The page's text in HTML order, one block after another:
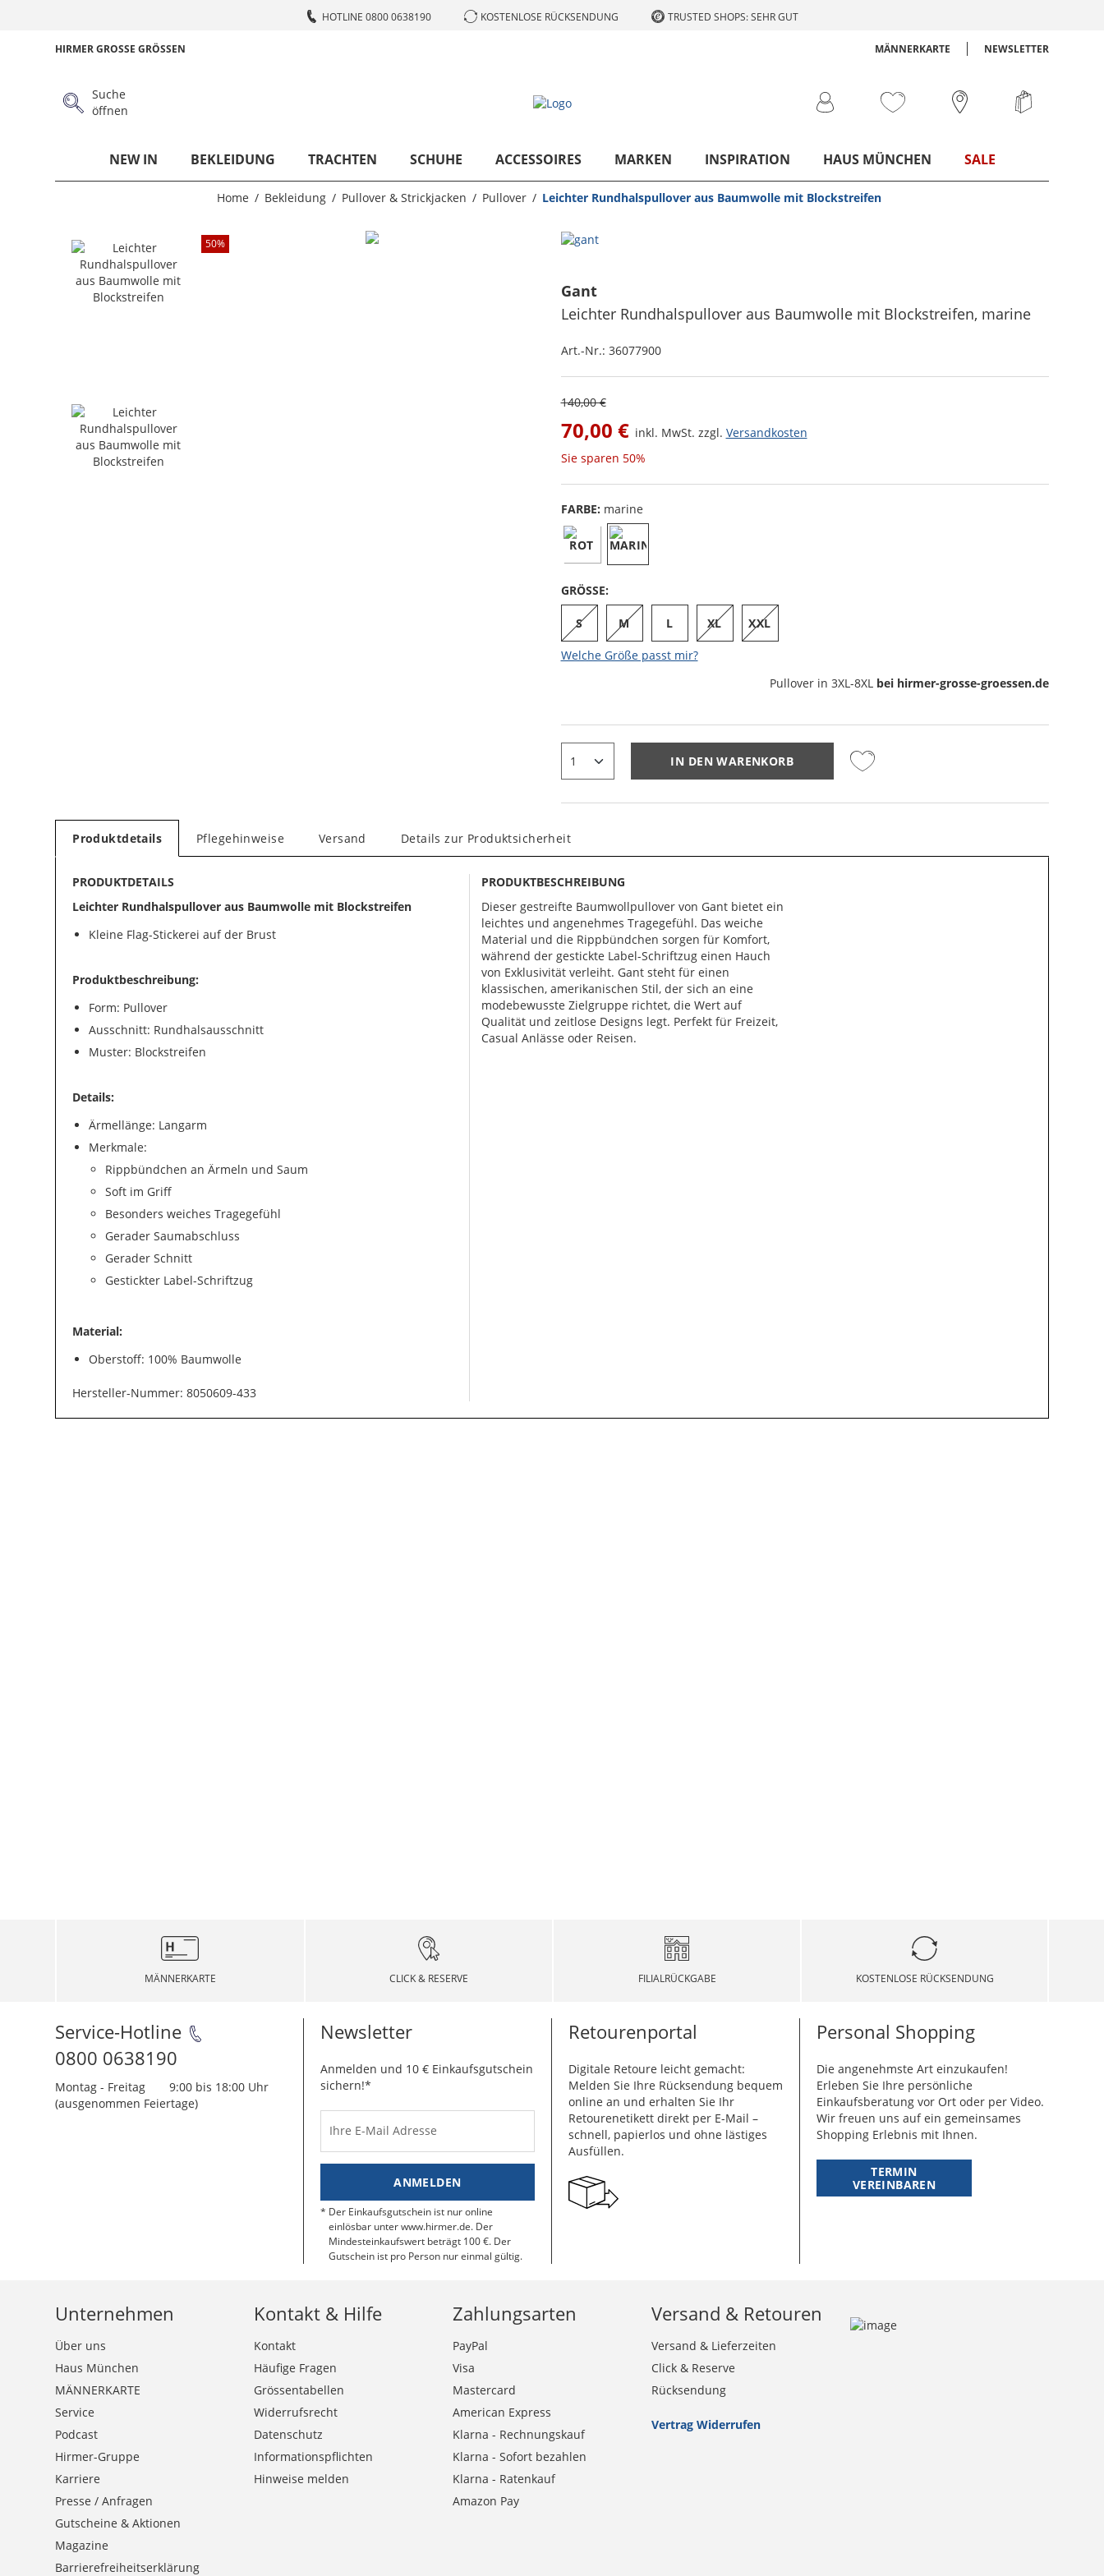
HOTLINE 0800 0638190 KOSTENLOSE RÜCKSENDUNG TRUSTED SHOPS: SEHR GUT
HIRMER GROSSE GRÖSSEN MÄNNERKARTE NEWSLETTER
Suche
öffnen
NEW IN BEKLEIDUNG TRACHTEN SCHUHE ACCESSOIRES MARKEN INSPIRATION HAUS MÜNCHEN SALE
Home Bekleidung Pullover & Strickjacken Pullover Leichter Rundhalspullover aus Baumwolle mit Blockstreifen
50%
Gant
Leichter Rundhalspullover aus Baumwolle mit Blockstreifen, marine
Art.-Nr.: 36077900
140,00 €
70,00 € inkl. MwSt. zzgl. Versandkosten
Sie sparen 50%
FARBE: marine
GRÖSSE:
S M L XL XXL
Welche Größe passt mir?
Pullover in 3XL-8XL bei hirmer-grosse-groessen.de
IN DEN WARENKORB
Produktdetails Pflegehinweise Versand Details zur Produktsicherheit
PRODUKTDETAILS
Leichter Rundhalspullover aus Baumwolle mit Blockstreifen
Kleine Flag-Stickerei auf der Brust
Produktbeschreibung:
Form: Pullover
Ausschnitt: Rundhalsausschnitt
Muster: Blockstreifen
Details:
Ärmellänge: Langarm
Merkmale:
Rippbündchen an Ärmeln und Saum
Soft im Griff
Besonders weiches Tragegefühl
Gerader Saumabschluss
Gerader Schnitt
Gestickter Label-Schriftzug
Material:
Oberstoff: 100% Baumwolle
Hersteller-Nummer: 8050609-433
PRODUKTBESCHREIBUNG
Dieser gestreifte Baumwollpullover von Gant bietet ein
leichtes und angenehmes Tragegefühl. Das weiche
Material und die Rippbündchen sorgen für Komfort,
während der gestickte Label-Schriftzug einen Hauch
von Exklusivität verleiht. Gant steht für einen
klassischen, amerikanischen Stil, der sich an eine
modebewusste Zielgruppe richtet, die Wert auf
Qualität und zeitlose Designs legt. Perfekt für Freizeit,
Casual Anlässe oder Reisen.
MÄNNERKARTE CLICK & RESERVE FILIALRÜCKGABE KOSTENLOSE RÜCKSENDUNG
Service-Hotline
0800 0638190
Montag - Freitag
9:00 bis 18:00 Uhr
(ausgenommen Feiertage)
Newsletter
Anmelden und 10 € Einkaufsgutschein
sichern!*
Ihre E-Mail Adresse
ANMELDEN
Der Einkaufsgutschein ist nur online
einlösbar unter www.hirmer.de. Der
Mindesteinkaufswert beträgt 100 €. Der
Gutschein ist pro Person nur einmal gültig.
Retourenportal
Digitale Retoure leicht gemacht:
Melden Sie Ihre Rücksendung bequem
online an und erhalten Sie Ihr
Retourenetikett direkt per E-Mail –
schnell, papierlos und ohne lästiges
Ausfüllen.
Personal Shopping
Die angenehmste Art einzukaufen!
Erleben Sie Ihre persönliche
Einkaufsberatung vor Ort oder per Video.
Wir freuen uns auf ein gemeinsames
Shopping Erlebnis mit Ihnen.
TERMIN
VEREINBAREN
Unternehmen
Über uns
Haus München
MÄNNERKARTE
Service
Podcast
Hirmer-Gruppe
Karriere
Presse / Anfragen
Gutscheine & Aktionen
Magazine
Barrierefreiheitserklärung
Kontakt & Hilfe
Kontakt
Häufige Fragen
Grössentabellen
Widerrufsrecht
Datenschutz
Informationspflichten
Hinweise melden
Zahlungsarten
PayPal
Visa
Mastercard
American Express
Klarna - Rechnungskauf
Klarna - Sofort bezahlen
Klarna - Ratenkauf
Amazon Pay
Versand & Retouren
Versand & Lieferzeiten
Click & Reserve
Rücksendung
Vertrag Widerrufen